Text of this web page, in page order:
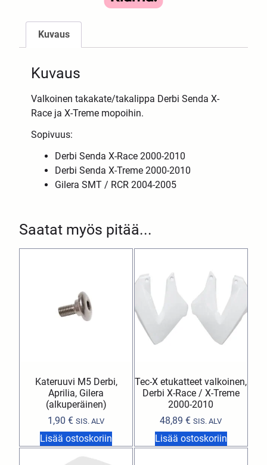
Saatat myös pitää...
Kateruuvi M5 Derbi,
Aprilia, Gilera
(alkuperäinen)
1,90€ SIS. ALV
Lisää ostoskoriin
Tec-X etukatteet valkoinen,
Derbi X-Race / X-Treme
2000-2010
48,89€ SIS. ALV
Lisää ostoskoriin
Kuvaus
Kuvaus
Valkoinen takakate/takalippa Derbi Senda X-
Race ja X-Treme mopoihin.
Sopivuus:
Derbi Senda X-Race 2000-2010
Derbi Senda X-Treme 2000-2010
Gilera SMT / RCR 2004-2005